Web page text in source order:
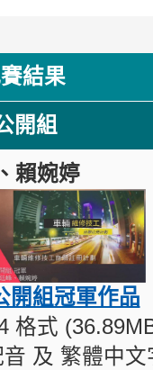
結果
開組
賴婉婷
開組冠軍作品
格式
及 繁體中文